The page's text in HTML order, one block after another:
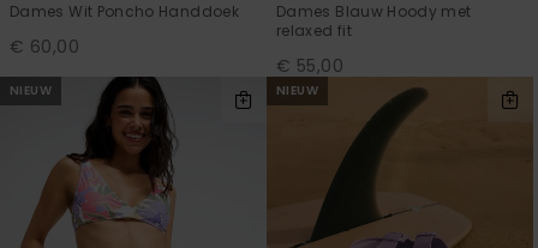
Dames Wit Poncho Handdoek
€ 60,00
Dames Blauw Hoody met
relaxed fit
€ 55,00
NIEUW NIEUW